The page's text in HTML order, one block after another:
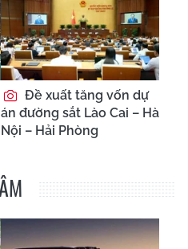
Đề xuất tăng vốn dự
án đường sắt Lào Cai – Hà
Nội – Hải Phòng